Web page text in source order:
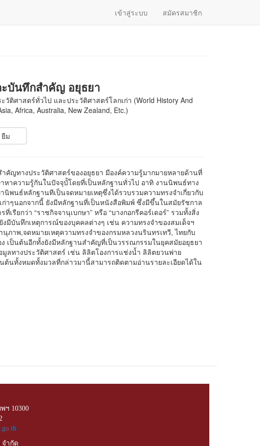
เข้าสู่ระบบ สมัครสมาชิก
บันทึกสำคัญ อยุธยา
วัติศาสตร์ทั่วไป และประวัติศาสตร์โลกเก่า (World History And
Africa, Australia, New Zealand, Etc.)
ยืม
คัญทางประวัติศาสตร์ของอยุธยา มีองค์ความรู้มากมายหลายด้านที่
หาความรู้กันในปัจจุบััโดยที่เป็นหลักฐานทั่วไป อาทิ งานนิพนธ์ทาง
นิพนธ์หลักฐานทีเป็นจดหมายเหตุซึ่งได้รวบรวมความทรงจำเกี่ยวกับ
าๆนอกจากนี้ ยังมีหลักฐานที่เป็นหนังสือพิมพ์ ซึ่งมีขึ้นในสมัยรัชกาล
เรียกว่า “ราชกิจจานุเบกษา” หรือ “บางกอกรีคอร์เดอร์” รวมทั้งสิ่ง
มีบันทึกเหตุการณ์ของบุคคลต่างๆ เช่น ความทรงจำของสมเด็จฯ
นุภาพ,จดหมายเหตุความทรงจำของกรมหลวงนรินทรเทวี, ไทยกับ
เป็นต้นอีกทั้งยังมีหลักฐานสำคัญที่เป็นวรรณกรรมในยุคสมัยอยุธยา
มูลทางประวัติศาสตร์ เช่น ลิลิตโองการแช่งน้ำ ลิลิตยวนพ่าย
ต้นทั้งหมดทั้งมวลที่กล่าวมานี้สามารถติดตามอ่านรายละเอียดได้ใน
ฯ 10300
จำกัด